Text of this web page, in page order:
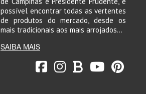
possível encontrar todas as vertentes
de produtos do mercado, desde os
mais tradicionais aos mais arrojados...
SAIBA MAIS